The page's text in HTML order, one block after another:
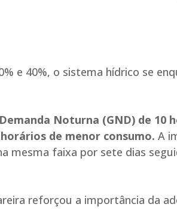
e 40%, o sistema hídrico se
Noturna (GND) de 10
de menor consumo. A
mesma faixa por sete dias
reforçou a importância da